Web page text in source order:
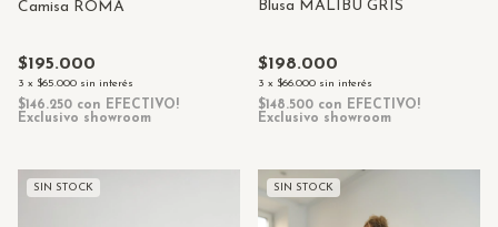
Camisa ROMA
$195.000
3 x $65.000 sin interés
$146.250 con EFECTIVO!
Exclusivo showroom
Blusa MALIBU GRIS
$198.000
3 x $66.000 sin interés
$148.500 con EFECTIVO!
Exclusivo showroom
SIN STOCK SIN STOCK